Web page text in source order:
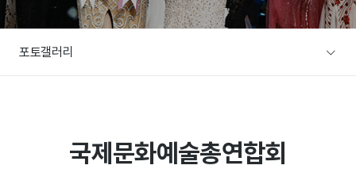
연혁
조직도
공지/문의
포토갤러리
국제문화예술총연합회